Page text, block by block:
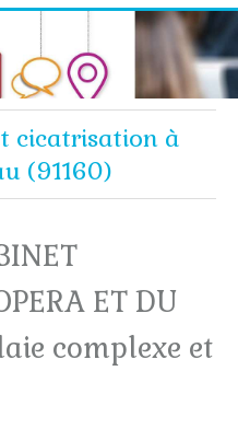
cicatrisation à
(91160)
ET DU
complexe et